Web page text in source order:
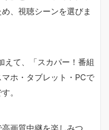
、視聴シーンを選びま
えて、「スカパー！番組
ホ・タブレット・PCで
。
画質中継を楽しみつ